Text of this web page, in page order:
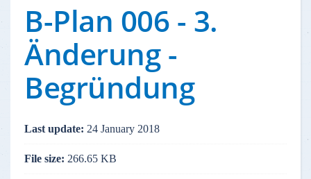
B-Plan 006 - 3.
Änderung -
Begründung
Last update: 24 January 2018
File size: 266.65 KB